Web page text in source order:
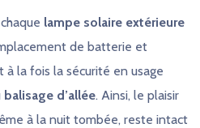
lampe solaire extérieure
de batterie et
la fois la sécurité en usage
balisage d’allée. Ainsi, le plaisir
à la nuit tombée, reste intact